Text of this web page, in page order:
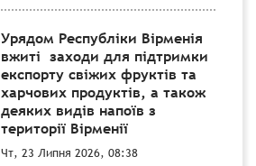
Урядом Республіки Вірменія
вжиті заходи для підтримки
експорту свіжих фруктів та
харчових продуктів, а також
деяких видів напоїв з
території Вірменії
Чт, 23 Липня 2026, 08:38